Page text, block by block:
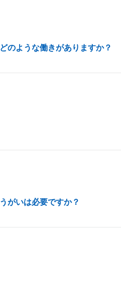
のような働きがありますか？
がいは必要ですか？